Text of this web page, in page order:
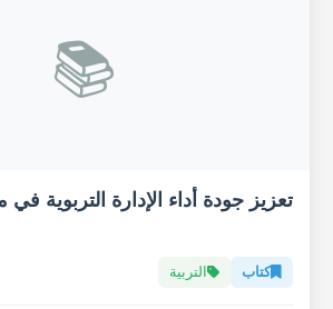
📚
تعزيز جودة أداء الإدارة التربوية
كتاب التربية